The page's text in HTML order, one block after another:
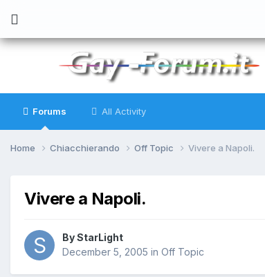
Forums All Activity
Home Chiacchierando Off Topic Vivere a Napoli.
Vivere a Napoli.
ByStarLight
December 5, 2005 in Off Topic